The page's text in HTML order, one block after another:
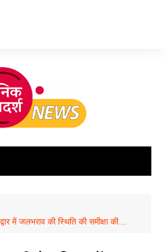
में जलभराव की स्थिति की समीक्षा की…